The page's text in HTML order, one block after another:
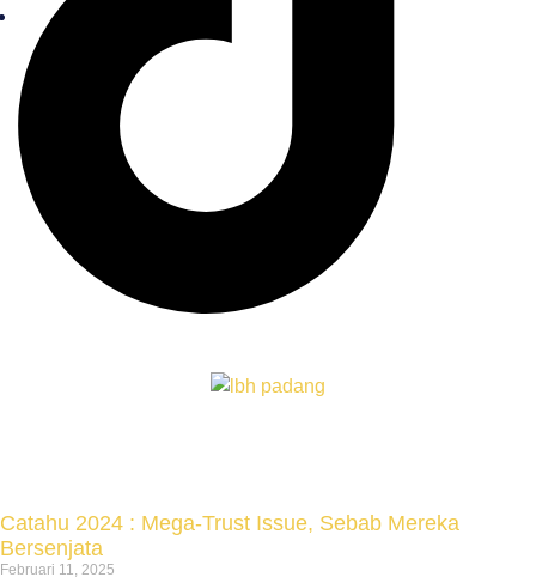
Catahu 2024 : Mega-Trust Issue, Sebab Mereka
Bersenjata
Februari 11, 2025